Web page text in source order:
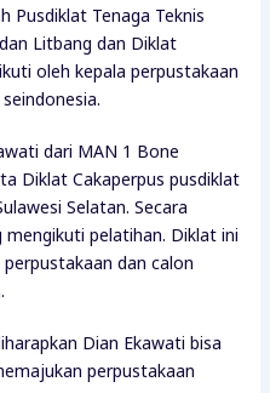
Pusdiklat Tenaga Teknis
Litbang dan Diklat
oleh kepala perpustakaan
dari MAN 1 Bone
Diklat Cakaperpus pusdiklat
Selatan. Secara
mengikuti pelatihan. Diklat ini
dan calon
Dian Ekawati bisa
perpustakaan